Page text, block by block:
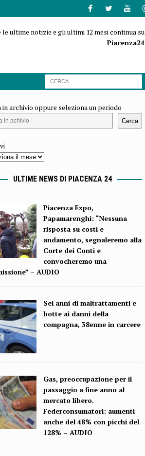
le ultime notizie e gli ultimi 12 mesi continua su
Piacenza24
in archivio oppure seleziona un periodo
Cerca
ULTIME NEWS DI PIACENZA 24
Piacenza Expo,
Papamarenghi: “Nessuna
risposta su costi e
andamento, segnaleremo alla
Corte dei Conti e
convocheremo una
– AUDIO
Sei anni di maltrattamenti e
botte ai danni della
compagna, 38enne in carcere
Gas, preoccupazione per il
passaggio a fine anno al
mercato libero.
Federconsumatori: aumenti
anche del 48% con picchi del
128% – AUDIO